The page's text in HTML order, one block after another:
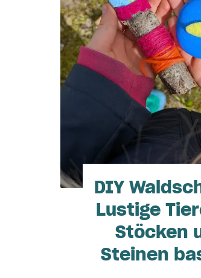
DIY
Lustige
Stöcken
Steinen